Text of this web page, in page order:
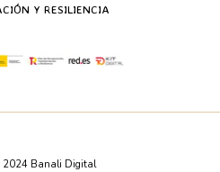
Y RESILIENCIA
2024 Banali Digital